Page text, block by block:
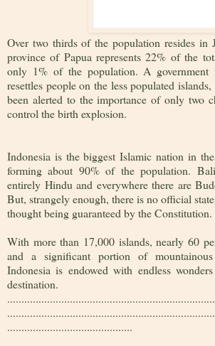
Over two thirds of the population resides in
province of Papua represents 22% of the
only 1% of the population. A government
resettles people on the less populated
been alerted to the importance of only two
control the birth explosion.
Indonesia is the biggest Islamic nation in
forming about 90% of the population.
entirely Hindu and everywhere there are
But, strangely enough, there is no official
thought being guaranteed by the Constitution.
With more than 17,000 islands, nearly 60
and a significant portion of
Indonesia is endowed with endless
destination.
............................................